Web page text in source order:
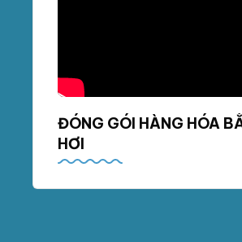
ĐÓNG GÓI HÀNG HÓA
HƠI